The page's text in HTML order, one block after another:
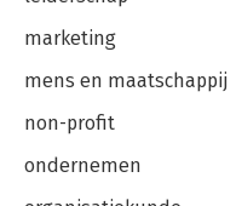
marketing
mens en maatschappij
non-profit
ondernemen